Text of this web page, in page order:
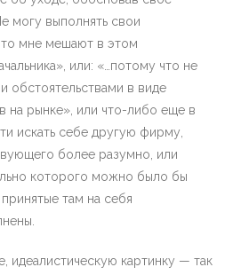
могу выполнять свои
мне мешают в этом
или: «…потому что не
обстоятельствами в виде
на рынке», или что-либо еще в
искать себе другую фирму,
более разумно, или
которого можно было бы
там на себя
идеалистическую картинку — так